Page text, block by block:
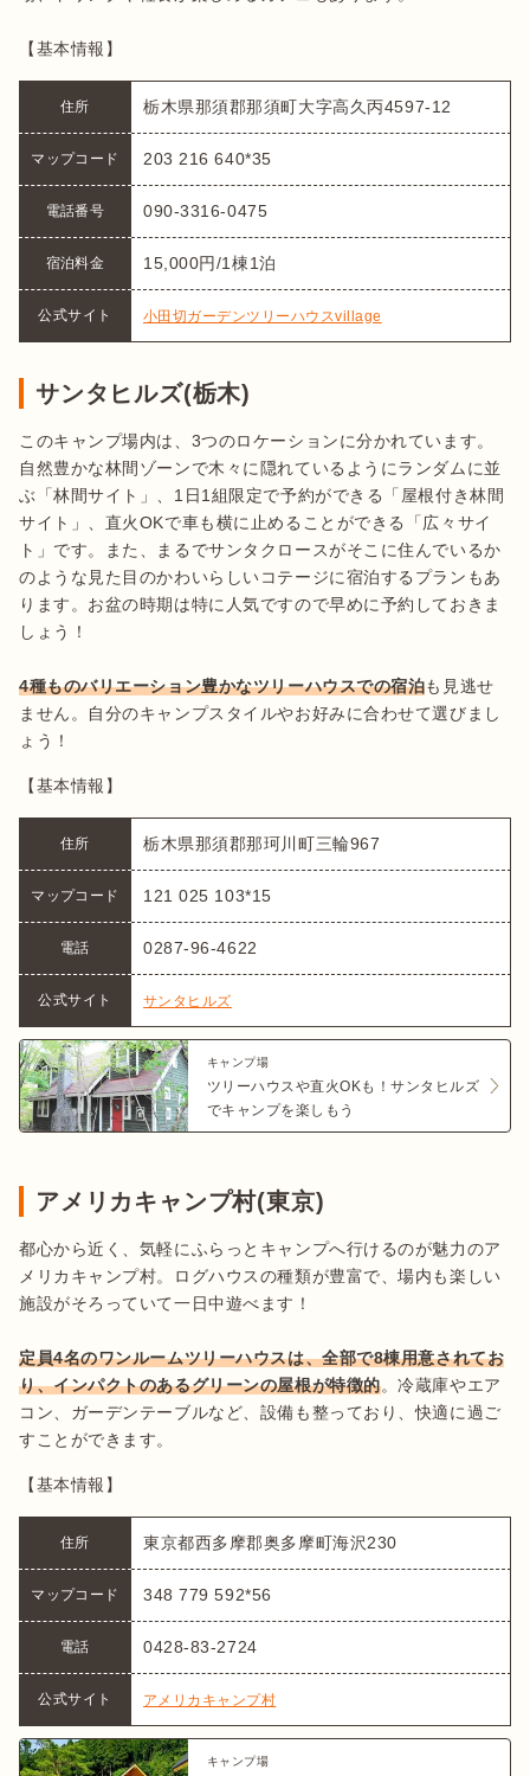
【基本情報】
住所 栃木県那須郡那須町大字高久丙4597-12
マップコード 203 216 640*35
電話番号 090-3316-0475
宿泊料金 15,000円/1棟1泊
公式サイト 小田切ガーデンツリーハウスvillage
サンタヒルズ(栃木)
このキャンプ場内は、3つのロケーションに分かれています。
自然豊かな林間ゾーンで木々に隠れているようにランダムに並
ぶ「林間サイト」、1日1組限定で予約ができる「屋根付き林間
サイト」、直火OKで車も横に止めることができる「広々サイ
ト」です。また、まるでサンタクロースがそこに住んでいるか
のような見た目のかわいらしいコテージに宿泊するプランもあ
ります。お盆の時期は特に人気ですので早めに予約しておきま
しょう！
4種ものバリエーション豊かなツリーハウスでの宿泊も見逃せ
ません。自分のキャンプスタイルやお好みに合わせて選びまし
ょう！
【基本情報】
住所 栃木県那須郡那珂川町三輪967
マップコード 121 025 103*15
電話 0287-96-4622
公式サイト サンタヒルズ
キャンプ場
ツリーハウスや直火OKも！サンタヒルズ
でキャンプを楽しもう
アメリカキャンプ村(東京)
都心から近く、気軽にふらっとキャンプへ行けるのが魅力のア
メリカキャンプ村。ログハウスの種類が豊富で、場内も楽しい
施設がそろっていて一日中遊べます！
定員4名のワンルームツリーハウスは、全部で8棟用意されてお
り、インパクトのあるグリーンの屋根が特徴的。冷蔵庫やエア
コン、ガーデンテーブルなど、設備も整っており、快適に過ご
すことができます。
【基本情報】
住所 東京都西多摩郡奥多摩町海沢230
マップコード 348 779 592*56
電話 0428-83-2724
公式サイト アメリカキャンプ村
キャンプ場